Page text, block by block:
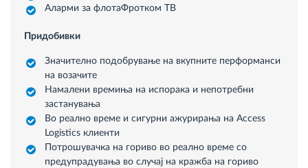
Аларми за флотаФротком ТВ
Придобивки
Значително подобрување на вкупните перформанси
на возачите
Намалени времиња на испорака и непотребни
застанувања
Во реално време и сигурни ажурирања на Access
Logistics клиенти
Потрошувачка на гориво во реално време со
предупрадувања во случај на кражба на гориво